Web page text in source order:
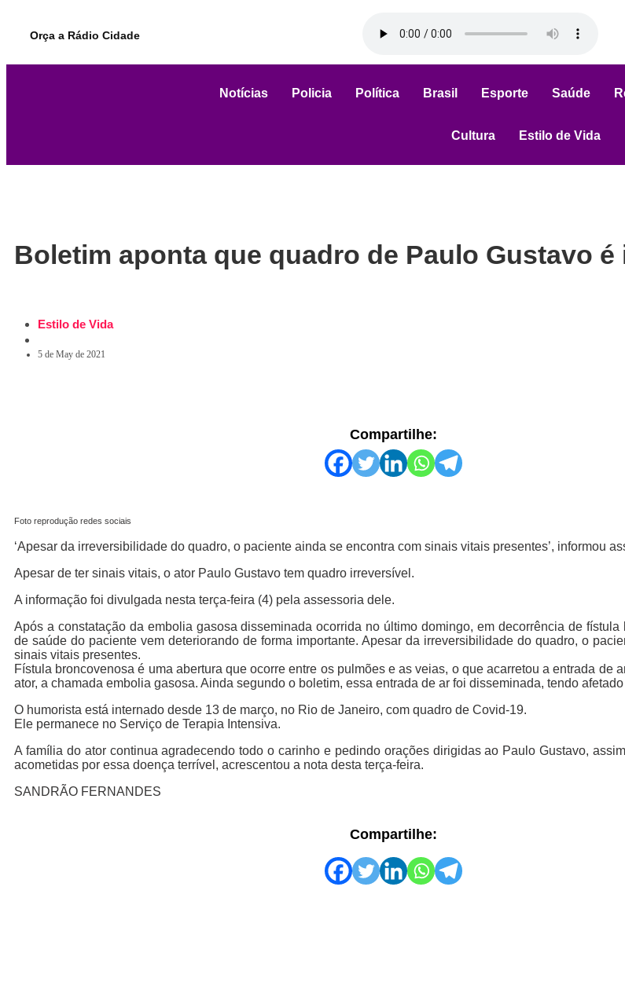
Orça a Rádio Cidade
Notícias Policia Política Brasil Esporte Saúde
Cultura Estilo de Vida
Boletim aponta que quadro de Paulo Gustavo é
Estilo de Vida
5 de May de 2021
Compartilhe:
Foto reprodução redes sociais
‘Apesar da irreversibilidade do quadro, o paciente ainda se encontra com sinais vitais presentes’, informou
Apesar de ter sinais vitais, o ator Paulo Gustavo tem quadro irreversível.
A informação foi divulgada nesta terça-feira (4) pela assessoria dele.
Após a constatação da embolia gasosa disseminada ocorrida no último domingo, em decorrência de fístula
de saúde do paciente vem deteriorando de forma importante. Apesar da irreversibilidade do quadro, o
sinais vitais presentes.
Fístula broncovenosa é uma abertura que ocorre entre os pulmões e as veias, o que acarretou a entrada de
ator, a chamada embolia gasosa. Ainda segundo o boletim, essa entrada de ar foi disseminada, tendo
O humorista está internado desde 13 de março, no Rio de Janeiro, com quadro de Covid-19.
Ele permanece no Serviço de Terapia Intensiva.
A família do ator continua agradecendo todo o carinho e pedindo orações dirigidas ao Paulo Gustavo,
acometidas por essa doença terrível, acrescentou a nota desta terça-feira.
SANDRÃO FERNANDES
Compartilhe: